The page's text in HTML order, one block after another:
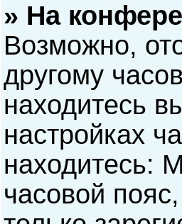
» На
Возможно,
другому
находитесь
настройках
находитесь:
часовой